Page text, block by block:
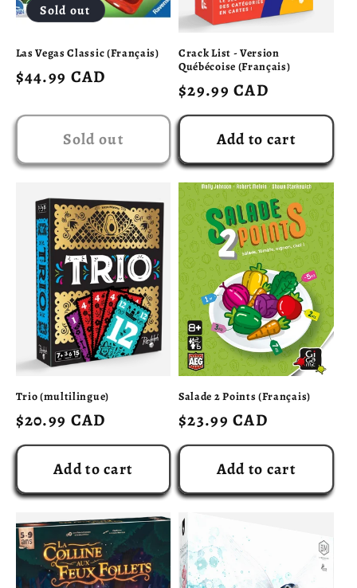
Sold out
Las Vegas Classic (Français)
Regular
$44.99 CAD
Sold out
Crack List - Version
Québécoise (Français)
Regular
price
$29.99 CAD
Add to cart
Trio (multilingue)
Regular
price
$20.99 CAD
Add to cart
Salade 2 Points (Français)
Regular
price
$23.99 CAD
Add to cart